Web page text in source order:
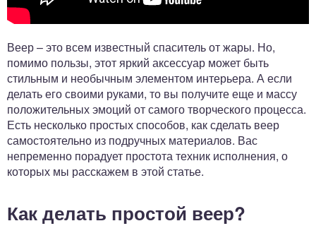
Веер – это всем известный спаситель от жары. Но,
помимо пользы, этот яркий аксессуар может быть
стильным и необычным элементом интерьера. А если
делать его своими руками, то вы получите еще и массу
положительных эмоций от самого творческого процесса.
Есть несколько простых способов, как сделать веер
самостоятельно из подручных материалов. Вас
непременно порадует простота техник исполнения, о
которых мы расскажем в этой статье.
Как делать простой веер?